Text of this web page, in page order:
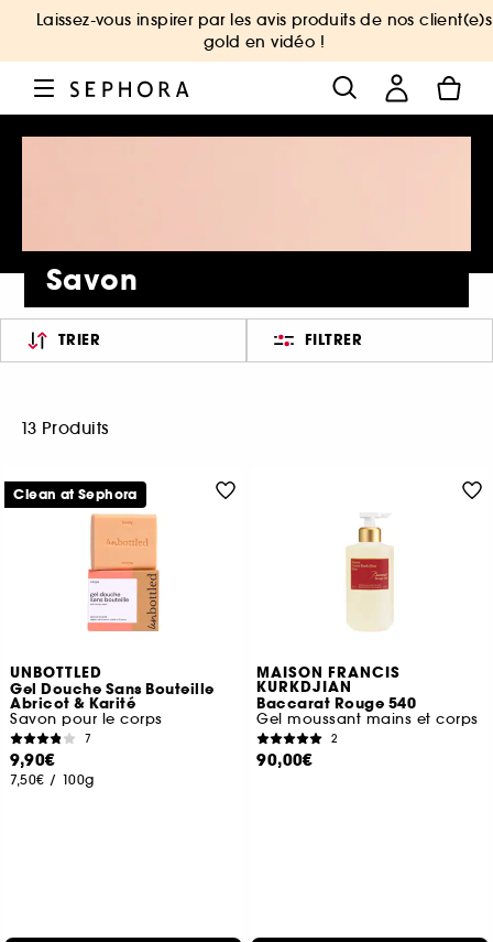
Laissez-vous inspirer par les avis produits de nos client(e)s
gold en vidéo !
Savon
TRIER FILTRER
13 Produits
UNBOTTLED
Gel Douche Sans Bouteille
Abricot & Karité
Savon pour le corps
7
9,90€
7,50€ / 100g
Clean at Sephora
MAISON FRANCIS
KURKDJIAN
Baccarat Rouge 540
Gel moussant mains et corps
2
90,00€